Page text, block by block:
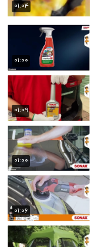
۰۱:۰۴
۰۱:۰۰
۰۱:۰۹
۰۱:۰۰
۰۱:۰۶